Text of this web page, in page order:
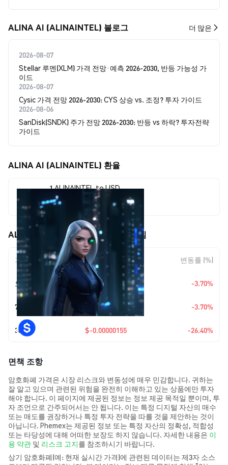
ALINA AI (ALINAINTEL) 블로그 더 많은
2026-08-07
Stellar 루멘(XLM) 가격 전망·예측 2026-2030, 반등 가능성 가
이드
2026-08-07
Cysic 가격 전망 2026-2030: CYS 상승 vs. 조정? 투자 가이드
2026-08-06
SanDisk(SNDK) 주가 전망 2026-2030: 반등 vs 하락? 투자전략
가이드
ALINA AI (ALINAINTEL) 환율
1 ALINAINTEL to USD
$0.00000432
ALINA AI (ALINAINTEL) 가격 움직임
기간 변동 폭 변동률 (%)
오늘 $-0.00000017 -3.70%
7일 $-0.00000017 -3.70%
30일 $-0.00000155 -26.40%
면책 조항
암호화폐 가격은 시장 리스크와 변동성에 매우 민감합니다. 귀하는
잘 알고 있으며 관련된 위험을 완전히 이해하고 있는 상품에만 투자
해야 합니다. 이 페이지에 제공된 정보는 정보 제공 목적일 뿐이며, 투
자 조언으로 간주되어서는 안 됩니다. 이는 특정 디지털 자산의 매수
또는 매도를 권장하거나 특정 투자 전략을 따를 것을 제안하는 것이
아닙니다. Phemex는 제공된 정보 또는 특정 자산의 정확성, 적합성
또는 타당성에 대해 어떠한 보장도 하지 않습니다. 자세한 내용은 이
용 약관 및 리스크 고지를 참조하시기 바랍니다.
상기 암호화폐(예: 현재 실시간 가격)에 관련된 데이터는 제3자 소스